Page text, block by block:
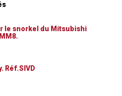
le snorkel du Mitsubishi
Réf.SIVD